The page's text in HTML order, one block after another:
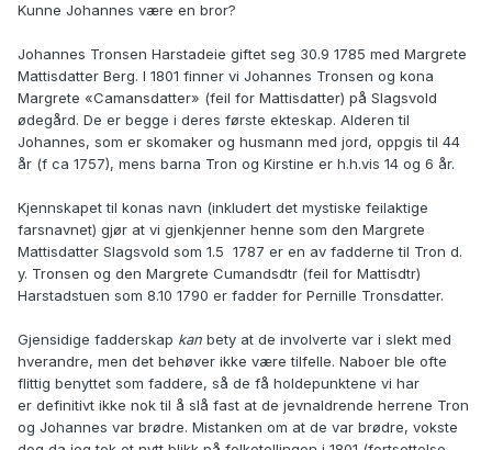
Kunne Johannes være en bror?
Johannes Tronsen Harstadeie giftet seg 30.9 1785 med Margrete
Mattisdatter Berg. I 1801 finner vi Johannes Tronsen og kona
Margrete «Camansdatter» (feil for Mattisdatter) på Slagsvold
ødegård. De er begge i deres første ekteskap. Alderen til
Johannes, som er skomaker og husmann med jord, oppgis til 44
år (f ca 1757), mens barna Tron og Kirstine er h.h.vis 14 og 6 år.
Kjennskapet til konas navn (inkludert det mystiske feilaktige
farsnavnet) gjør at vi gjenkjenner henne som den Margrete
Mattisdatter Slagsvold som 1.5 1787 er en av fadderne til Tron d.
y. Tronsen og den Margrete Cumandsdtr (feil for Mattisdtr)
Harstadstuen som 8.10 1790 er fadder for Pernille Tronsdatter.
Gjensidige fadderskap kan bety at de involverte var i slekt med
hverandre, men det behøver ikke være tilfelle. Naboer ble ofte
flittig benyttet som faddere, så de få holdepunktene vi har
er definitivt ikke nok til å slå fast at de jevnaldrende herrene Tron
og Johannes var brødre. Mistanken om at de var brødre, vokste